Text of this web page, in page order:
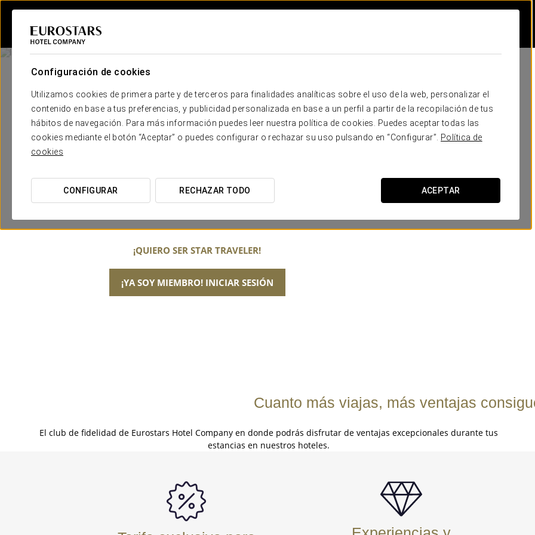
Configuración de cookies
Utilizamos cookies de primera parte y de terceros para finalidades analíticas sobre el uso de la web, personalizar el
contenido en base a tus preferencias, y publicidad personalizada en base a un perfil a partir de la recopilación de tus
hábitos de navegación. Para más información puedes leer nuestra política de cookies. Puedes aceptar todas las
cookies mediante el botón “Aceptar” o puedes configurar o rechazar su uso pulsando en “Configurar”.
Política de
cookies
CONFIGURAR RECHAZAR TODO ACEPTAR
¡QUIERO SER STAR TRAVELER!
¡YA SOY MIEMBRO! INICIAR SESIÓN
Cuanto más viajas, más ventajas
El club de fidelidad de Eurostars Hotel Company en donde podrás disfrutar de ventajas excepcionales durante tus
estancias en nuestros hoteles.